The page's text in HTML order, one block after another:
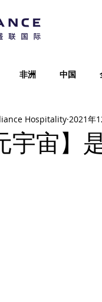
非洲 中国
宇宙】
Hospitality 2021年